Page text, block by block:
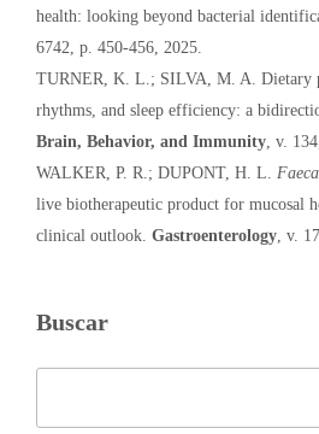
health: looking beyond bacterial
6742, p. 450-456, 2025.
TURNER, K. L.; SILVA, M. A. Dietary
rhythms, and sleep efficiency: a
Brain, Behavior, and Immunity , v.
WALKER, P. R.; DUPONT, H. L.
live biotherapeutic product for mucosal
clinical outlook. Gastroenterology , v.
Buscar